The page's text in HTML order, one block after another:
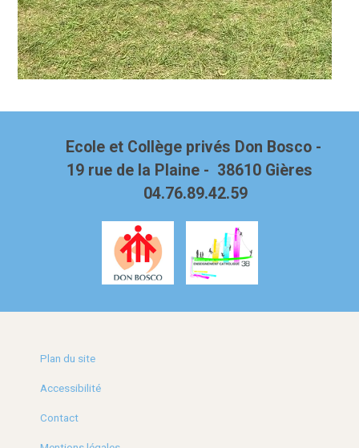
Ecole et Collège privés Don Bosco -
19 rue de la Plaine - 38610 Gières
04.76.89.42.59
Plan du site
Accessibilité
Contact